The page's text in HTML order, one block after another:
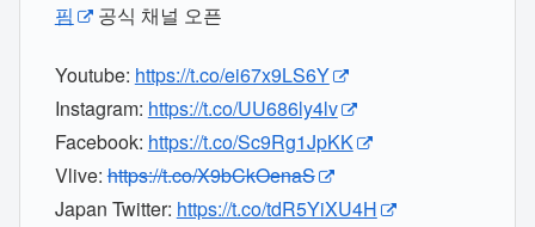
핌
공식 채널 오픈
Youtube: https://t.co/ei67x9LS6Y
Instagram: https://t.co/UU686ly4lv
Facebook: https://t.co/Sc9Rg1JpKK
Vlive:https://t.co/X9bCkOenaS
Japan Twitter: https://t.co/tdR5YiXU4H